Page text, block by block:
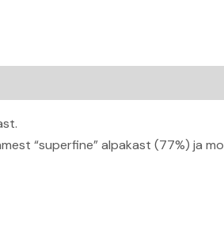
“superfine” alpakast (77%) ja